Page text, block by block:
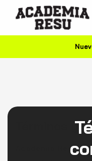
Términos y
Academia Resu–